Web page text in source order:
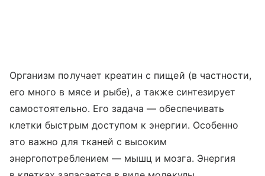
Организм получает креатин с пищей (в частности,
его много в мясе и рыбе), а также синтезирует
самостоятельно. Его задача — обеспечивать
клетки быстрым доступом к энергии. Особенно
это важно для тканей с высоким
энергопотреблением — мышц и мозга. Энергия